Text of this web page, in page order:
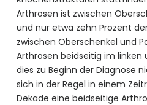
Arthrosen ist zwischen
und nur etwa zehn Prozent
zwischen Oberschenkel und
Arthrosen beidseitig im linken
dies zu Beginn der Diagnose
sich in der Regel in einem
Dekade eine beidseitige